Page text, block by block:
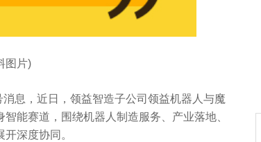
图片)
息，近日，领益智造子公司领益机器人与魔
能赛道，围绕机器人制造服务、产业落地、
深度协同。